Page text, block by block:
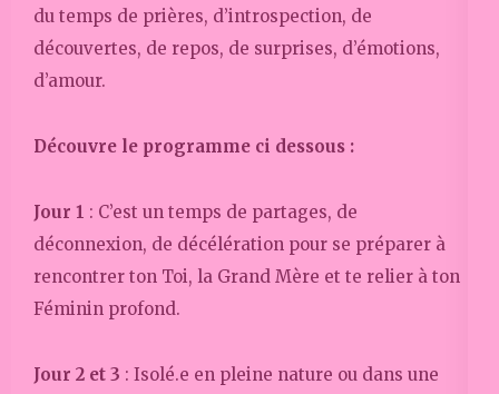
du temps de prières, d’introspection, de
découvertes, de repos, de surprises, d’émotions,
d’amour.
Découvre le programme ci dessous :
Jour 1 : C’est un temps de partages, de
déconnexion, de décélération pour se préparer à
rencontrer ton Toi, la Grand Mère et te relier à ton
Féminin profond.
Jour 2 et 3 : Isolé.e en pleine nature ou dans une